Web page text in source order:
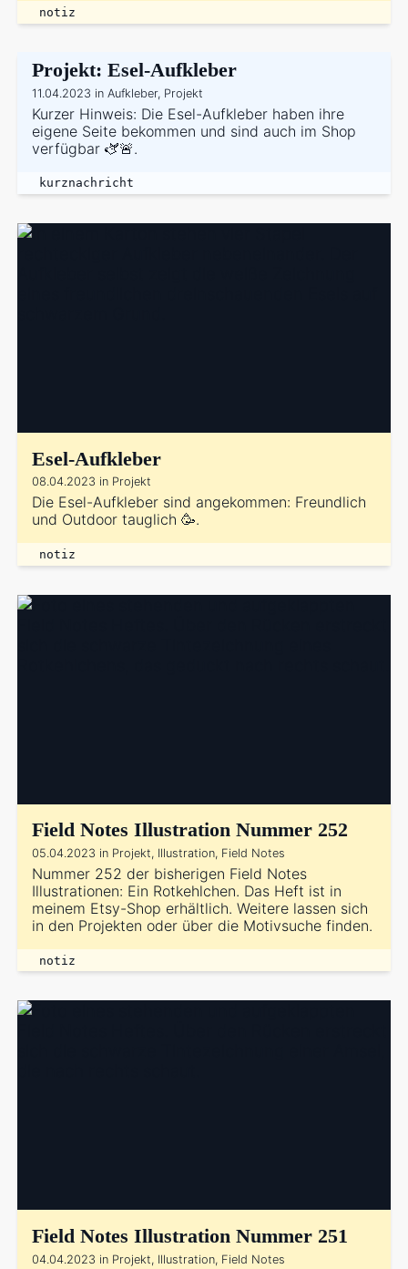
notiz
Projekt: Esel-Aufkleber
11.04.2023 in Aufkleber, Projekt
Kurzer Hinweis: Die Esel-Aufkleber haben ihre
eigene Seite bekommen und sind auch im Shop
verfügbar 🫏🚨.
kurznachricht
Esel-Aufkleber
08.04.2023 in Projekt
Die Esel-Aufkleber sind angekommen: Freundlich
und Outdoor tauglich 🥳.
notiz
Field Notes Illustration Nummer 252
05.04.2023 in Projekt, Illustration, Field Notes
Nummer 252 der bisherigen Field Notes
Illustrationen: Ein Rotkehlchen. Das Heft ist in
meinem Etsy-Shop erhältlich. Weitere lassen sich
in den Projekten oder über die Motivsuche finden.
notiz
Field Notes Illustration Nummer 251
04.04.2023 in Projekt, Illustration, Field Notes